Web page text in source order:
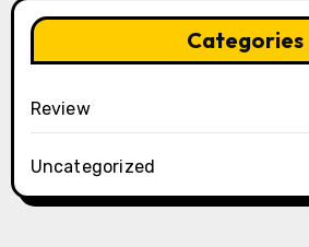
Categories
Review
Uncategorized